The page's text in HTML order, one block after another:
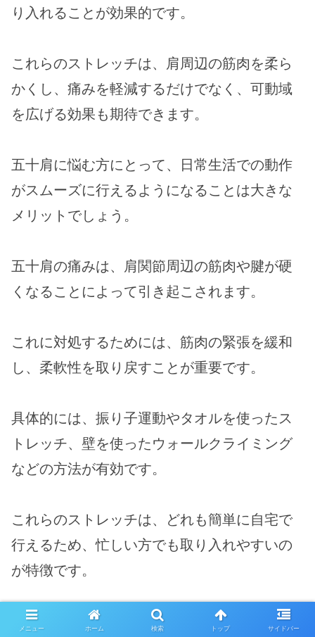
り入れることが効果的です。
これらのストレッチは、肩周辺の筋肉を柔ら
かくし、痛みを軽減するだけでなく、可動域
を広げる効果も期待できます。
五十肩に悩む方にとって、日常生活での動作
がスムーズに行えるようになることは大きな
メリットでしょう。
五十肩の痛みは、肩関節周辺の筋肉や腱が硬
くなることによって引き起こされます。
これに対処するためには、筋肉の緊張を緩和
し、柔軟性を取り戻すことが重要です。
具体的には、振り子運動やタオルを使ったス
トレッチ、壁を使ったウォールクライミング
などの方法が有効です。
これらのストレッチは、どれも簡単に自宅で
行えるため、忙しい方でも取り入れやすいの
が特徴です。
以下で詳しく解説していきます。
メニュー ホーム 検索 トップ サイドバー